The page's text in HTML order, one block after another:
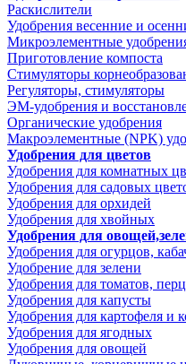
Раскислители
Удобрения весенние и
Микроэлементные
Приготовление компоста
Стимуляторы
Регуляторы, стимуляторы
ЭМ-удобрения и
Органические удобрения
Макроэлементные (NPK)
Удобрения для цветов
Удобрения для комнатных
Удобрения для садовых
Удобрения для орхидей
Удобрения для хвойных
Удобрения для
Удобрения для огурцов,
Удобрение для зелени
Удобрения для томатов,
Удобрения для капусты
Удобрения для картофеля и
Удобрения для ягодных
Удобрения для овощей